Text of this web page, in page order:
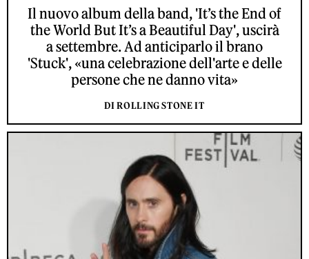
Il nuovo album della band, 'It’s the End of
the World But It’s a Beautiful Day', uscirà
a settembre. Ad anticiparlo il brano
'Stuck', «una celebrazione dell'arte e delle
persone che ne danno vita»
DI ROLLING STONE IT